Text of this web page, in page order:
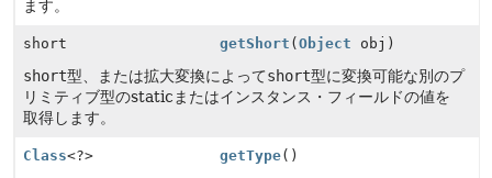
ます。
short getShort (Object obj)
short型、または拡大変換によってshort型に変換可能な別のプ
リミティブ型のstaticまたはインスタンス・フィールドの値を
取得します。
Class<?> getType()